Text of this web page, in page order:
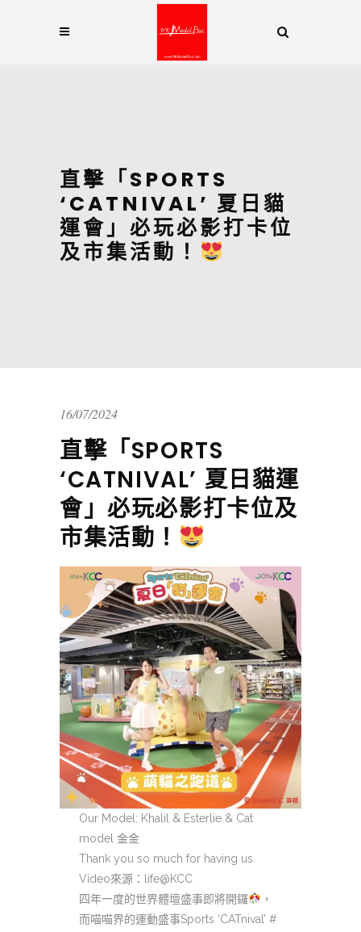
直擊「SPORTS
‘CATNIVAL’ 夏日貓
運會」必玩必影打卡位
及市集活動！
16/07/2024
直擊「SPORTS
‘CATNIVAL’ 夏日貓運
會」必玩必影打卡位及
市集活動！
Our Model: Khalil & Esterlie & Cat
model 金金
Thank you so much for having us
Video來源：life@KCC
四年一度的世界體壇盛事即將開鑼
，
而喵喵界的運動盛事Sports ‘CATnival’ #